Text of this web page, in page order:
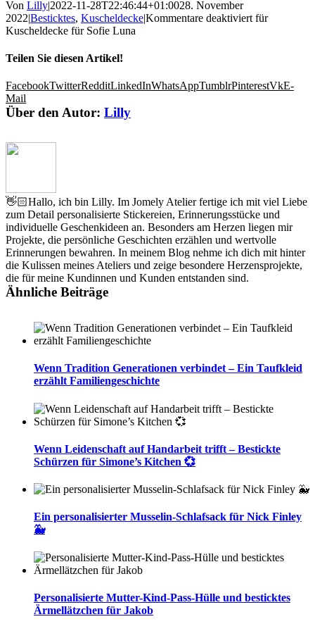
Von Lilly|2022-11-28T22:46:44+01:0028. November
2022|Besticktes, Kuscheldecke|Kommentare deaktiviert für
Kuscheldecke für Sofie Luna
Teilen Sie diesen Artikel!
FacebookTwitterRedditLinkedInWhatsAppTumblrPinterestVkE-
Mail
Über den Autor: Lilly
👋🏻Hallo, ich bin Lilly. Im Jomely Atelier fertige ich mit viel Liebe
zum Detail personalisierte Stickereien, Erinnerungsstücke und
individuelle Geschenkideen an. Besonders am Herzen liegen mir
Projekte, die persönliche Geschichten erzählen und wertvolle
Erinnerungen bewahren. In meinem Blog nehme ich dich mit hinter
die Kulissen meines Ateliers und zeige besondere Herzensprojekte,
die für meine Kundinnen und Kunden entstanden sind.
Ähnliche Beiträge
Wenn Tradition Generationen verbindet – Ein Taufkleid
erzählt Familiengeschichte
Wenn Leidenschaft auf Handarbeit trifft – Bestickte
Schürzen für Simone’s Kitchen 💞
Ein personalisierter Musselin-Schlafsack für Nick Finley
🐳
Personalisierte Mutter-Kind-Pass-Hülle und besticktes
Ärmellätzchen für Jakob